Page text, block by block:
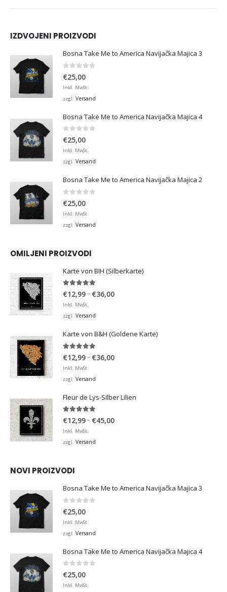
IZDVOJENI PROIZVODI
Bosna Take Me to America Navijačka Majica 3
€25,00
Inkl. MwSt.
zzgl. Versand
Bosna Take Me to America Navijačka Majica 4
0 von 5
€25,00
Inkl. MwSt.
zzgl. Versand
Bosna Take Me to America Navijačka Majica 2
€25,00
Inkl. MwSt.
zzgl. Versand
OMILJENI PROIZVODI
Karte von BIH (Silberkarte)
4.92 von 5
€12,99– €36,00Preisspanne:
Inkl. MwSt.
zzgl. Versand
Karte von B&H (Goldene Karte)
€12,99– €36,00Preisspanne:
Inkl. MwSt.
zzgl. Versand
Fleur de Lys-Silber Lilien
4.95von 5
€12,99– €45,00Preisspanne:
Inkl. MwSt.
zzgl. Versand
NOVI PROIZVODI
Bosna Take Me to America Navijačka Majica 3
0 von 5
€25,00
Inkl. MwSt.
zzgl. Versand
Bosna Take Me to America Navijačka Majica 4
0 von 5
€25,00
Inkl. MwSt.